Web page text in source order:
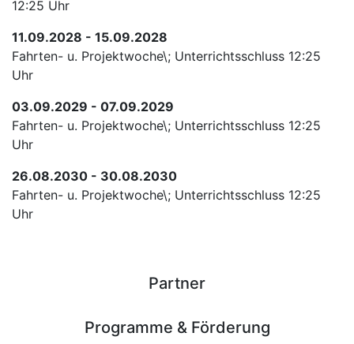
12:25 Uhr
11.09.2028 - 15.09.2028
Fahrten- u. Projektwoche\; Unterrichtsschluss 12:25
Uhr
03.09.2029 - 07.09.2029
Fahrten- u. Projektwoche\; Unterrichtsschluss 12:25
Uhr
26.08.2030 - 30.08.2030
Fahrten- u. Projektwoche\; Unterrichtsschluss 12:25
Uhr
Partner
Programme & Förderung